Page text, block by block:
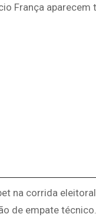
França
na corrida
de empate técnico.